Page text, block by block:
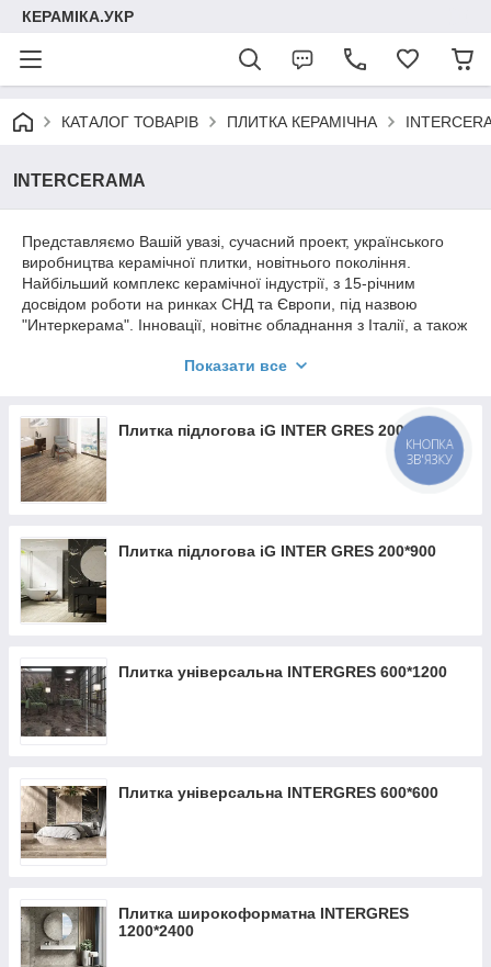
КЕРАМІКА.УКР
КАТАЛОГ ТОВАРІВ ПЛИТКА КЕРАМІЧНА
INTERCERAMA
Представляємо Вашій увазі, сучасний проект, українського
виробництва керамічної плитки, новітнього покоління.
Найбільший комплекс керамічної індустрії, з 15-річним
досвідом роботи на ринках СНД та Європи, під назвою
"Интеркерама". Інновації, новітнє обладнання з Італії, а також
найвищої якості - керамічну плитку Inter Cerama, і плитку
Показати все
Плитка підлогова iG INTER GRES 200*1200
Плитка підлогова iG INTER GRES 200*900
Плитка універсальна INTERGRES 600*1200
Плитка універсальна INTERGRES 600*600
Плитка широкоформатна INTERGRES
1200*2400
КНОПКА
ЗВ'ЯЗКУ